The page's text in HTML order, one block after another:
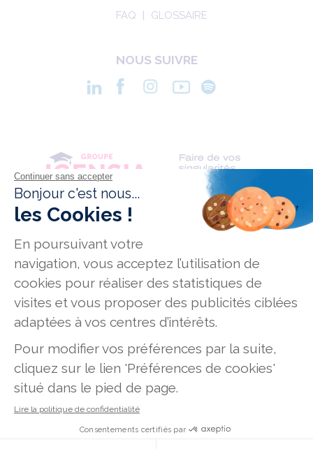
FAQ GLOSSAIRE
NOUS SUIVRE
Conditions générales de vente
Données personnelles
Mentions légales
Mission Handicap
Offres d'emploi
Plan du site
231, rue de La Garenne - 92000 Nanterre
7-9, rue Jean-Marie Leclair - 69009 Lyon